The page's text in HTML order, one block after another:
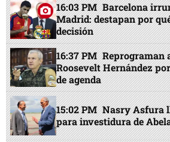
16:03 PM Barcelona
Madrid: destapan por
decisión
16:37 PM Reprograman
Roosevelt Hernández
de agenda
15:02 PM Nasry Asfura
para investidura de